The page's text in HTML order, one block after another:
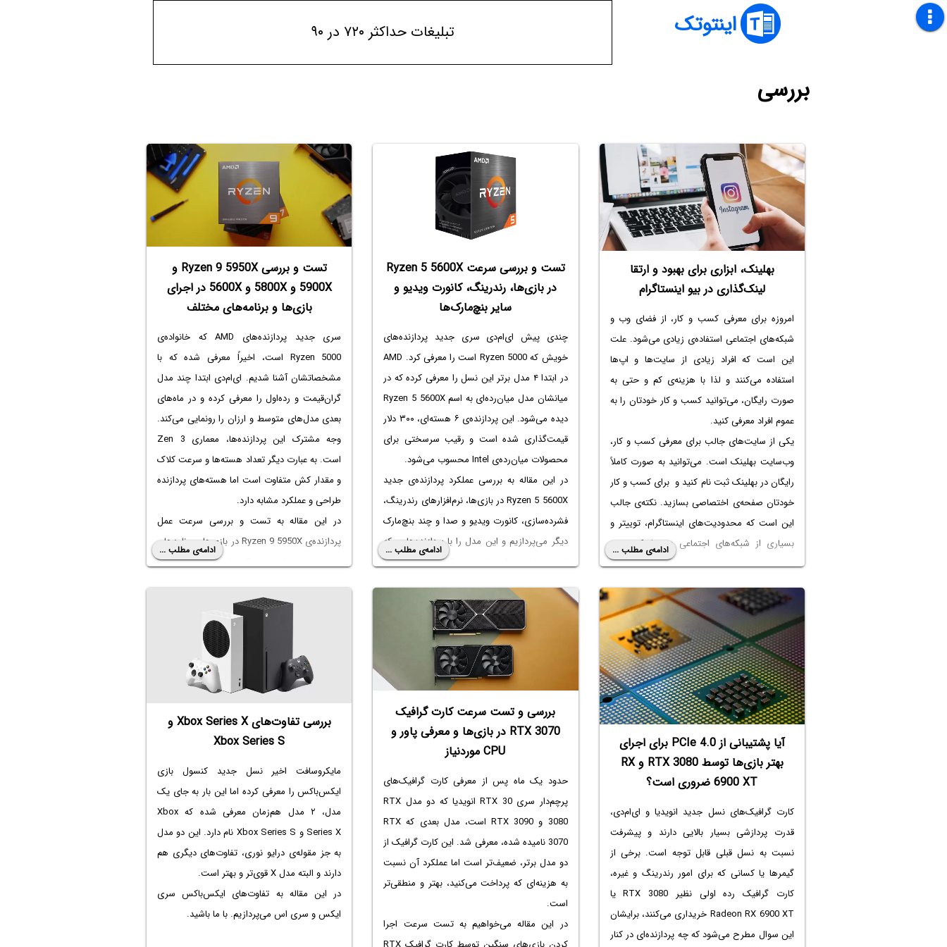
اینتوتک تبلیغات حداکثر ۷۲۰ در ۹۰
بررسی
بهلینک، ابزاری برای بهبود و ارتقا
لینک‌گذاری در بیو اینستاگرام
امروزه برای معرفی کسب و کار، از فضای وب و
شبکه‌های اجتماعی استفاده‌ی زیادی می‌شود. علت
این است که افراد زیادی از سایت‌ها و اپ‌ها
استفاده می‌کنند و لذا با هزینه‌ی کم و حتی به
صورت رایگان، می‌توانید کسب و کار خودتان را به
عموم افراد معرفی کنید.
یکی از سایت‌های جالب برای معرفی کسب و کار،
وب‌سایت بهلینک است. می‌توانید به صورت کاملاً
رایگان در بهلینک ثبت نام کنید و برای کسب و کار
خودتان صفحه‌ی اختصاصی بسازید. نکته‌ی جالب
این است که محدودیت‌های اینستاگرام، توییتر و
بسیاری از شبکه‌های اجتماعی در بهلینک وجود
ندارد. به عنوان مثال می‌توانید چند لینک در بیو
اینستاگرام قرار دهید و همین‌طور می‌توانید آزادانه
عکس و ویدیو و لینک‌های لازم را در صفحه‌ی
کسب و کار خودتان قرار دهید.
ادامه‌ی مطلب ...
تست و بررسی سرعت Ryzen 5 5600X
در بازی‌ها، رندرینگ، کانورت ویدیو و
سایر بنچ‌مارک‌ها
چندی پیش ای‌ام‌دی سری جدید پردازنده‌های
خویش که Ryzen 5000 است را معرفی کرد. AMD
در ابتدا ۴ مدل برتر این نسل را معرفی کرده که در
میانشان مدل میان‌رده‌ای به اسم Ryzen 5 5600X
دیده می‌شود. این پردازنده‌ی ۶ هسته‌ای، ۳۰۰ دلار
قیمت‌گذاری شده است و رقیب سرسختی برای
محصولات میان‌رده‌ی Intel محسوب می‌شود.
در این مقاله به بررسی عملکرد پردازنده‌ی جدید
Ryzen 5 5600X در بازی‌ها، نرم‌افزارهای رندرینگ،
فشرده‌سازی، کانورت ویدیو و صدا و چند بنچ‌مارک
دیگر می‌پردازیم و این مدل را با پردازنده‌هایی که
قیمت مشابهی دارند، قیاس می‌کنیم. با ما باشید.
ادامه‌ی مطلب ...
تست و بررسی Ryzen 9 5950X و
5900X و 5800X و 5600X در اجرای
بازی‌ها و برنامه‌های مختلف
سری جدید پردازنده‌های AMD که خانواده‌ی
Ryzen 5000 است، اخیراً معرفی شده که با
مشخصاتشان آشنا شدیم. ای‌ام‌دی ابتدا چند مدل
گران‌قیمت و رده‌اول را معرفی کرده و در ماه‌های
بعدی مدل‌های متوسط و ارزان را رونمایی می‌کند.
وجه مشترک این پردازنده‌ها، معماری Zen 3
است. به عبارت دیگر تعداد هسته‌ها و سرعت کلاک
و مقدار کش متفاوت است اما هسته‌های پردازنده
طراحی و عملکرد مشابه دارد.
در این مقاله به تست و بررسی سرعت عمل
پردازنده‌ی Ryzen 9 5950X در بازی‌ها و برنامه‌های
مختلف می‌پردازیم. در کنار این مدل، مدل‌های
Ryzen 5 5600X را نیز بررسی می‌کنیم. البته این
مدل ۱۶ هسته‌ای برای هر کاربری مناسب نیست
اما با توجه به بنچ‌مارک‌های این مدل، می‌توان
به دست آورد.
ادامه‌ی مطلب ...
آیا پشتیبانی از PCIe 4.0 برای اجرای
بهتر بازی‌ها توسط RTX 3080 و RX
6900 XT ضروری است؟
کارت گرافیک‌های نسل جدید انویدیا و ای‌ام‌دی،
قدرت پردازشی بسیار بالایی دارند و پیشرفت
نسبت به نسل قبلی قابل توجه است. برخی از
گیمرها یا کسانی که برای امور رندرینگ و غیره،
کارت گرافیک رده اولی نظیر RTX 3080‌ یا
Radeon RX 6900 XT خریداری می‌کنند، برایشان
این سوال مطرح می‌شود که چه پردازنده‌ای در کنار
بررسی و تست سرعت کارت گرافیک
RTX 3070 در بازی‌ها و معرفی پاور و
CPU موردنیاز
حدود یک ماه پس از معرفی کارت گرافیک‌های
پرچم‌دار سری RTX 30 انویدیا که دو مدل RTX
3080 و RTX 3090 است، مدل بعدی که RTX
3070 نامیده شده، معرفی شد. این کارت گرافیک از
دو مدل برتر، ضعیف‌تر است اما عملکرد آن نسبت
به هزینه‌ای که پرداخت می‌کنید، بهتر و منطقی‌تر
است.
در این مقاله می‌خواهیم به تست سرعت اجرا
بررسی تفاوت‌های Xbox Series X و
Xbox Series S
مایکروسافت اخیر نسل جدید کنسول بازی
ایکس‌باکس را معرفی کرده اما این بار به جای یک
مدل، ۲ مدل هم‌زمان معرفی شده که Xbox
Series X و Xbox Series S نام دارد. این دو مدل
به جز مقوله‌ی درایو نوری، تفاوت‌های دیگری هم
دارند و البته مدل X قوی‌تر و بهتر است.
در این مقاله به تفاوت‌های ایکس‌باکس سری
ایکس و سری اس می‌پردازیم. با ما باشید.